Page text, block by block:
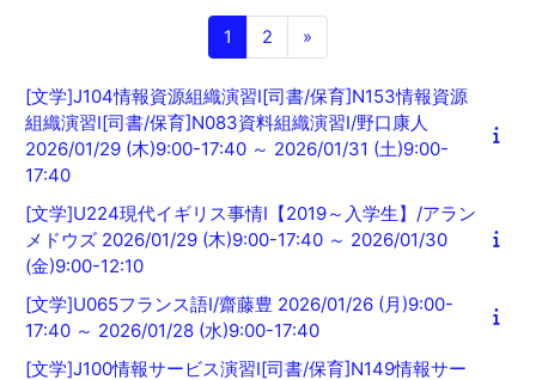
1 ページ 1
2 ページ 2
»
[文学]J104情報資源組織演習Ⅰ[司書/保育]N153情報資源
組織演習Ⅰ[司書/保育]N083資料組織演習Ⅰ/野口康人
2026/01/29 (木)9:00-17:40 ～ 2026/01/31 (土)9:00-
17:40
[文学]U224現代イギリス事情Ⅰ【2019～入学生】/アラン
メドウズ 2026/01/29 (木)9:00-17:40 ～ 2026/01/30
(金)9:00-12:10
[文学]U065フランス語Ⅰ/齋藤豊 2026/01/26 (月)9:00-
17:40 ～ 2026/01/28 (水)9:00-17:40
[文学]J100情報サービス演習Ⅰ[司書/保育]N149情報サー